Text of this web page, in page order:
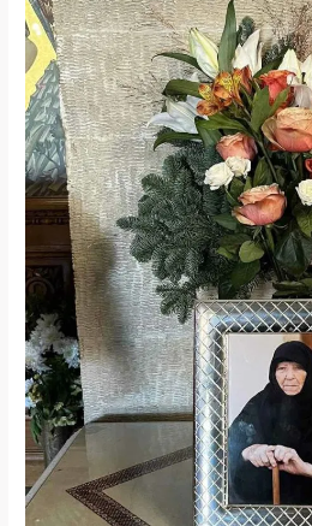
Μνημόσυνο